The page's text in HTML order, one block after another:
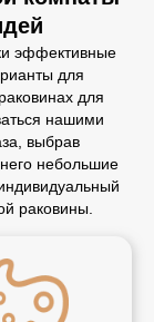
эффективные
для
для
нашими
выбрав
небольшие
раковины.